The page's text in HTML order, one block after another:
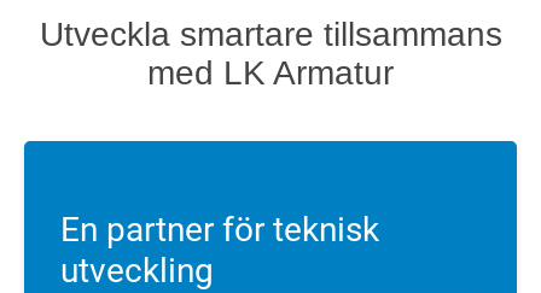
Utveckla smartare tillsammans
med LK Armatur
En partner för teknisk
utveckling